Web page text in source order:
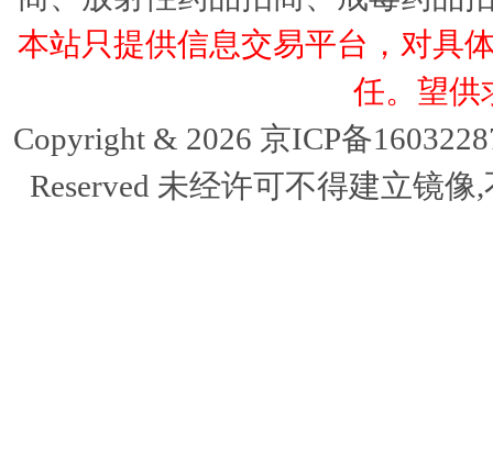
本站只提供信息交易平台，对具
任。望供
Copyright & 2026 京ICP备
Reserved 未经许可不得建立镜